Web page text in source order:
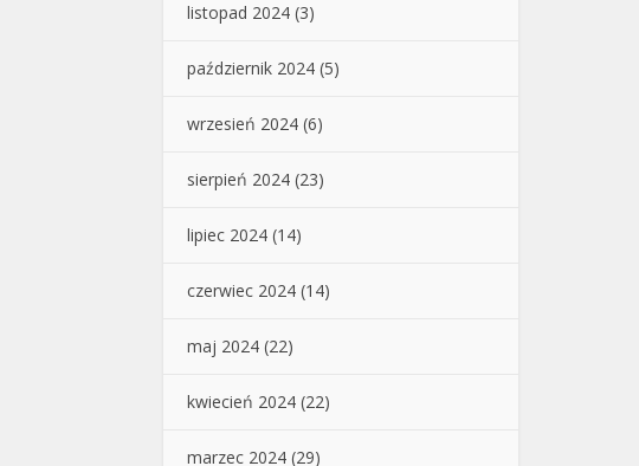
listopad 2024 (3)
październik 2024 (5)
wrzesień 2024 (6)
sierpień 2024 (23)
lipiec 2024 (14)
czerwiec 2024 (14)
maj 2024 (22)
kwiecień 2024 (22)
marzec 2024 (29)